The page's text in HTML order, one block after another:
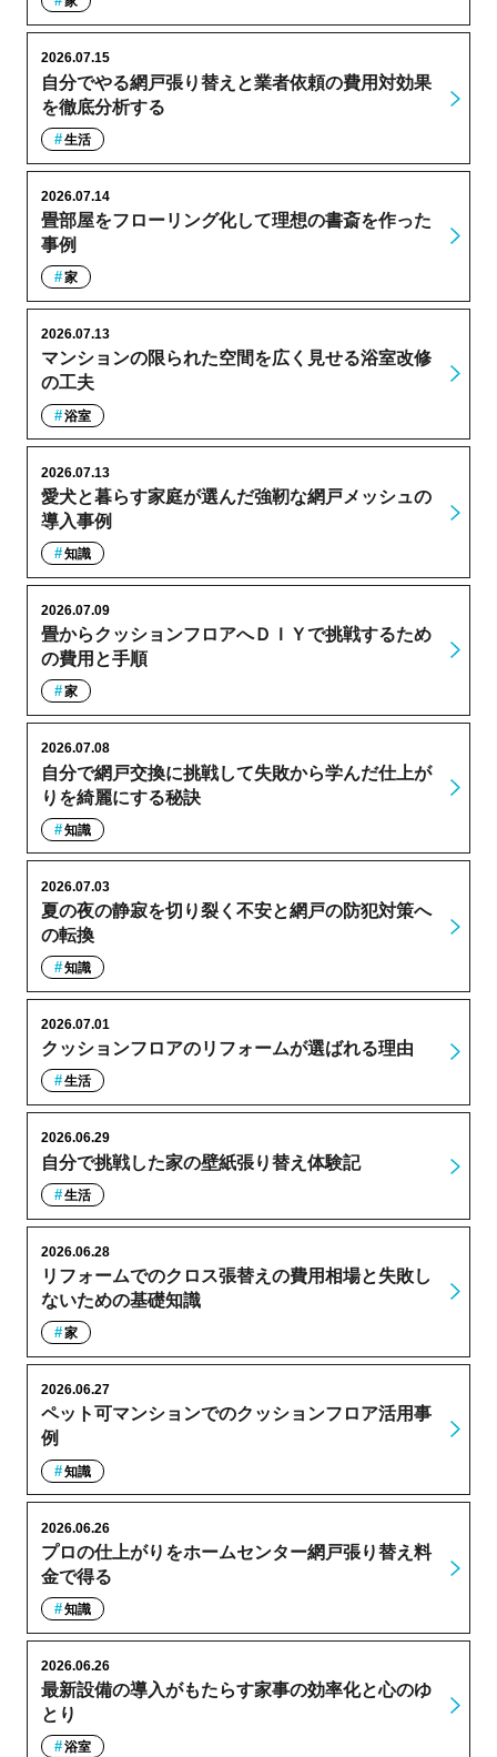
自分でやる網戸張り替えと業者依頼の費用対効果
を徹底分析する
2026.07.15
生活
畳部屋をフローリング化して理想の書斎を作った
事例
2026.07.14
家
マンションの限られた空間を広く見せる浴室改修
の工夫
2026.07.13
浴室
愛犬と暮らす家庭が選んだ強靭な網戸メッシュの
導入事例
2026.07.13
知識
畳からクッションフロアへＤＩＹで挑戦するため
の費用と手順
2026.07.09
家
自分で網戸交換に挑戦して失敗から学んだ仕上が
りを綺麗にする秘訣
2026.07.08
知識
夏の夜の静寂を切り裂く不安と網戸の防犯対策へ
の転換
2026.07.03
知識
クッションフロアのリフォームが選ばれる理由
2026.07.01
生活
自分で挑戦した家の壁紙張り替え体験記
2026.06.29
生活
リフォームでのクロス張替えの費用相場と失敗し
ないための基礎知識
2026.06.28
家
ペット可マンションでのクッションフロア活用事
例
2026.06.27
知識
プロの仕上がりをホームセンター網戸張り替え料
金で得る
2026.06.26
知識
最新設備の導入がもたらす家事の効率化と心のゆ
とり
2026.06.26
浴室